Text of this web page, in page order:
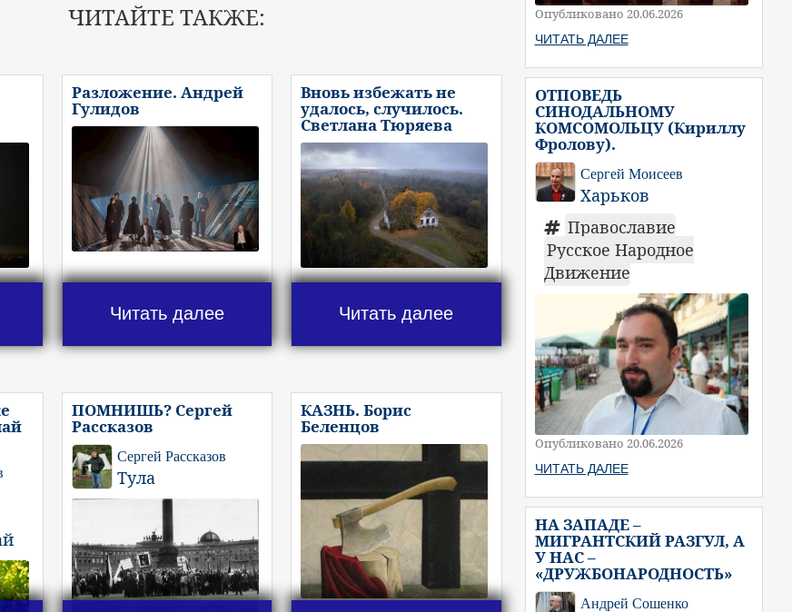
ЧИТАЙТЕ ТАКЖЕ:
Разложение. Андрей
Гулидов
Читать далее
Вновь избежать не
удалось, случилось.
Светлана Тюряева
Читать далее
ПОМНИШЬ? Сергей
Рассказов
Сергей Рассказов
Тула
КАЗНЬ. Борис
Беленцов
Опубликовано 20.06.2026
ЧИТАТЬ ДАЛЕЕ
ОТПОВЕДЬ
СИНОДАЛЬНОМУ
КОМСОМОЛЬЦУ (Кириллу
Фролову).
Сергей Моисеев
Харьков
Православие
Русское Народное
Движение
Опубликовано 20.06.2026
ЧИТАТЬ ДАЛЕЕ
НА ЗАПАДЕ –
МИГРАНТСКИЙ РАЗГУЛ, А
У НАС –
«ДРУЖБОНАРОДНОСТЬ»
Андрей Сошенко